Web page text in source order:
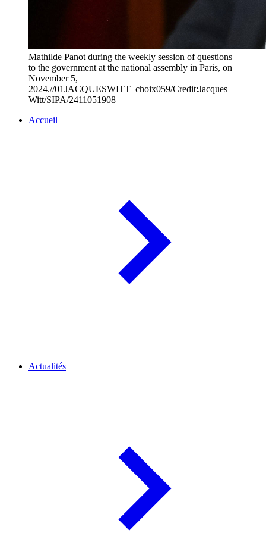
Mathilde Panot during the weekly session of questions
to the government at the national assembly in Paris, on
November 5,
2024.//01JACQUESWITT_choix059/Credit:Jacques
Witt/SIPA/2411051908
Accueil
Actualités